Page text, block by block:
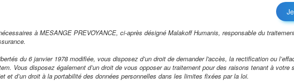
à MESANGE PREVOYANCE, ci-après désigné Malakoff Humanis, responsable du
du 6 janvier 1978 modifiée, vous disposez d’un droit de demander l'accès, la rectification ou
Vous disposez également d’un droit de vous opposer au traitement pour des raisons tenant à votre
et d’un droit à la portabilité des données personnelles dans les limites fixées par la loi.